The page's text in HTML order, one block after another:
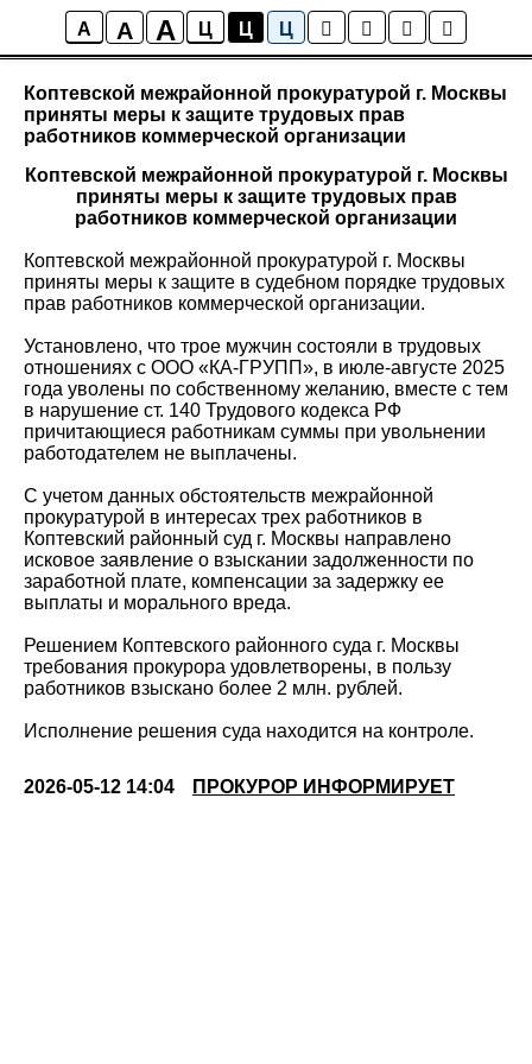
A A A Ц Ц Ц
Новости района Коптево
Коптевской межрайонной прокуратурой г. Москвы
приняты меры к защите трудовых прав
работников коммерческой организации
Коптевской межрайонной прокуратурой г. Москвы
приняты меры к защите трудовых прав
работников коммерческой организации
Коптевской межрайонной прокуратурой г. Москвы
приняты меры к защите в судебном порядке трудовых
прав работников коммерческой организации.
Установлено, что трое мужчин состояли в трудовых
отношениях с ООО «КА-ГРУПП», в июле-августе 2025
года уволены по собственному желанию, вместе с тем
в нарушение ст. 140 Трудового кодекса РФ
причитающиеся работникам суммы при увольнении
работодателем не выплачены.
С учетом данных обстоятельств межрайонной
прокуратурой в интересах трех работников в
Коптевский районный суд г. Москвы направлено
исковое заявление о взыскании задолженности по
заработной плате, компенсации за задержку ее
выплаты и морального вреда.
Решением Коптевского районного суда г. Москвы
требования прокурора удовлетворены, в пользу
работников взыскано более 2 млн. рублей.
Исполнение решения суда находится на контроле.
2026-05-12 14:04 ПРОКУРОР ИНФОРМИРУЕТ